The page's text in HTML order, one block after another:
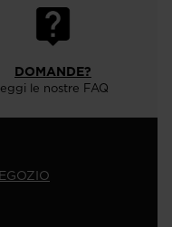
DOMANDE?
le nostre FAQ